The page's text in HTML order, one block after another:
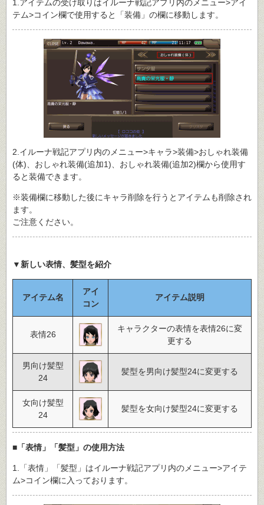
1.アイテムの受け取りはイルーナ戦記アプリ内のメニュー>アイ
テム>コイン欄で使用すると「装備」の欄に移動します。
2.イルーナ戦記アプリ内のメニュー>キャラ>装備>おしゃれ装備
(体)、おしゃれ装備(追加1)、おしゃれ装備(追加2)欄から使用す
ると装備できます。
※装備欄に移動した後にキャラ削除を行うとアイテムも削除され
ます。
ご注意ください。
▼新しい表情、髪型を紹介
アイテム名
アイ
コン
アイテム説明
表情26
キャラクターの表情を表情26に変
更する
男向け髪型
24
髪型を男向け髪型24に変更する
女向け髪型
24
髪型を女向け髪型24に変更する
■「表情」「髪型」の使用方法
1.「表情」「髪型」はイルーナ戦記アプリ内のメニュー>アイテ
ム>コイン欄に入っております。